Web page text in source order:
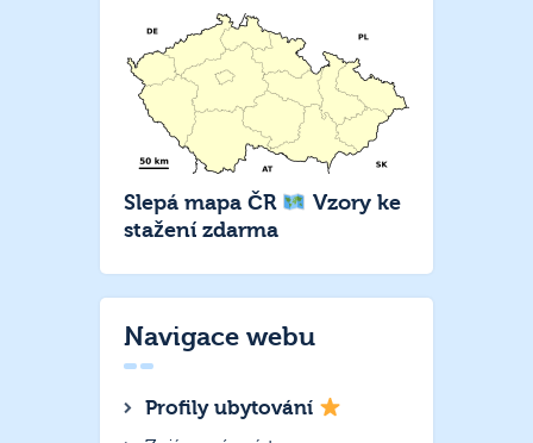
Slepá mapa ČR
Vzory ke
stažení zdarma
Navigace webu
Profily ubytování